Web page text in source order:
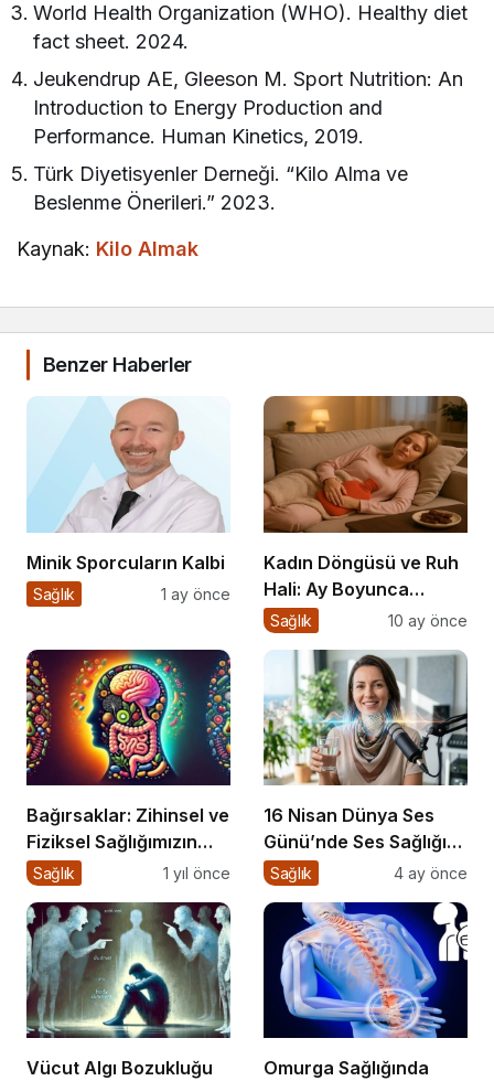
World Health Organization (WHO). Healthy diet
fact sheet. 2024.
Jeukendrup AE, Gleeson M. Sport Nutrition: An
Introduction to Energy Production and
Performance. Human Kinetics, 2019.
Türk Diyetisyenler Derneği. “Kilo Alma ve
Beslenme Önerileri.” 2023.
Kaynak: Kilo Almak
Benzer Haberler
Minik Sporcuların Kalbi
Sağlık 1 ay önce
Kadın Döngüsü ve Ruh
Hali: Ay Boyunca
Bedenine ve
Sağlık 10 ay önce
Bağırsaklar: Zihinsel ve
Fiziksel Sağlığımızın
Gizli Yöneticisi!
Sağlık 1 yıl önce
16 Nisan Dünya Ses
Günü’nde Ses Sağlığı
Rehberi
Sağlık 4 ay önce
Vücut Algı Bozukluğu
Omurga Sağlığında